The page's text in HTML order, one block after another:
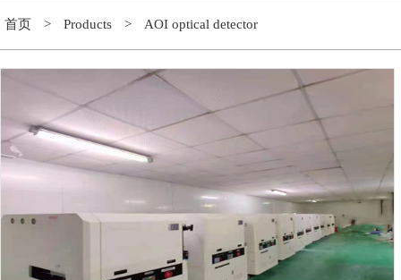
首页 > Products > AOI optical detector